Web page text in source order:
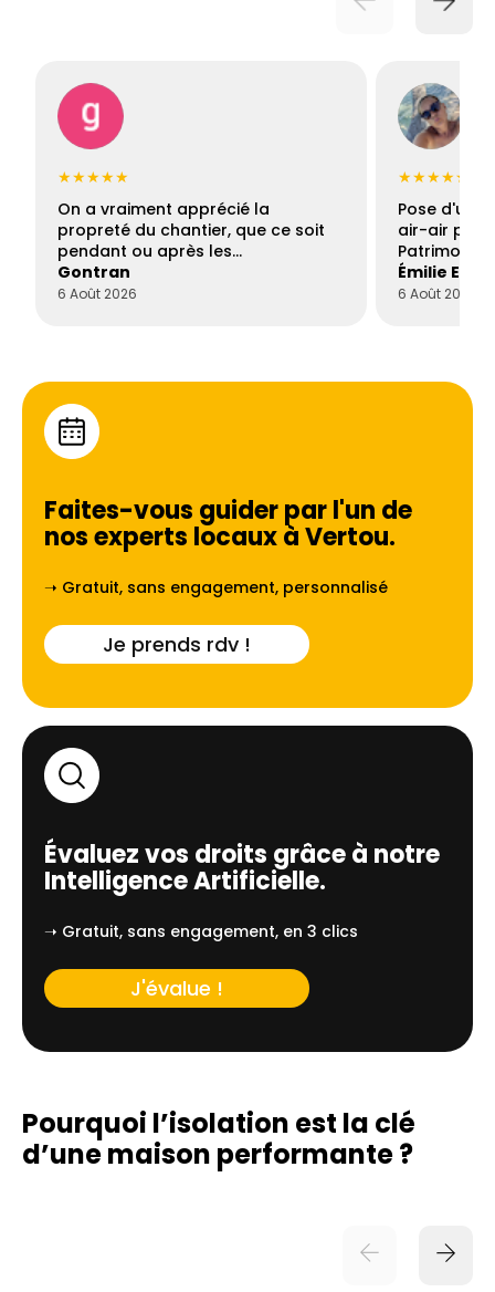
★★★★★
On a vraiment apprécié la
propreté du chantier, que ce soit
pendant ou après les…
Gontran
6 Août 2026
★★★★★
Pose d'une
air-air par
Patrimoine
Émilie
6 Août 2026
Faites-vous guider par l'un de
nos experts locaux àVertou.
➝ Gratuit, sans engagement, personnalisé
Je prends rdv !
Évaluez vos droits grâce à notre
Intelligence Artificielle.
➝ Gratuit, sans engagement, en 3 clics
J'évalue !
Pourquoi l’isolation est la clé
d’unemaison performante ?